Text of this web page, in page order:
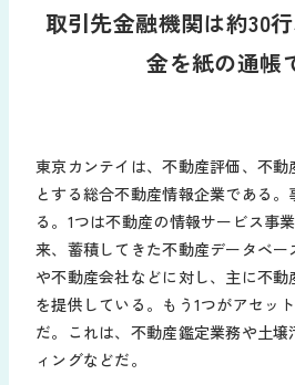
取引先金融機関は約30
金を紙の通帳
東京カンテイは、不動産評価、不
とする総合不動産情報企業である
る。1つは不動産の情報サービス事
来、蓄積してきた不動産データベ
や不動産会社などに対し、主に不
を提供している。もう1つがアセッ
だ。これは、不動産鑑定業務や土
ィングなどだ。